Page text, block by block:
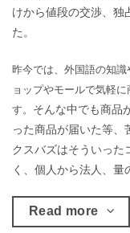
けから値段の交渉、独
た。
昨今では、外国語の知
ョップやモールで気軽
す。 そんな中でも商品
った商品が届いた等、
クスバズはそういった
く、個人から法人、量
Read more